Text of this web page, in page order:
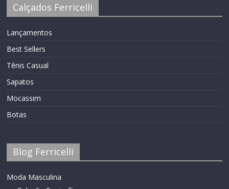
Calçados Ferricelli
Lançamentos
Best Sellers
Tênis Casual
Sapatos
Mocassim
Botas
Blog Ferricelli
Moda Masculina